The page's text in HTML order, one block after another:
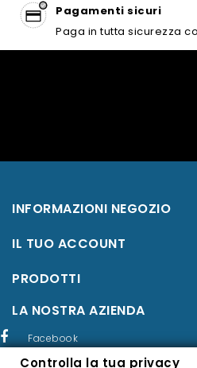
Pagamenti sicuri
Paga in tutta sicurezza
INFORMAZIONI NEGOZIO
IL TUO ACCOUNT
PRODOTTI
LA NOSTRA AZIENDA
Facebook
Controlla la tua privacy